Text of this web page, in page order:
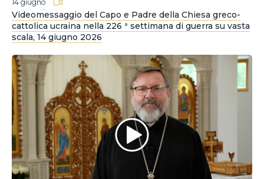
14 giugno
Videomessaggio del Capo e Padre della Chiesa greco-
cattolica ucraina nella 226 ª settimana di guerra su vasta
scala, 14 giugno 2026